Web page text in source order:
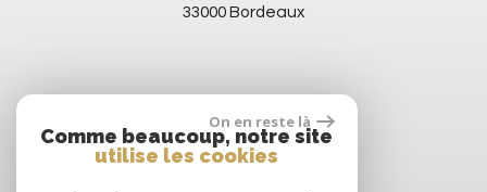
33000 Bordeaux
On en reste là
Comme beaucoup, notre site
utilise les cookies